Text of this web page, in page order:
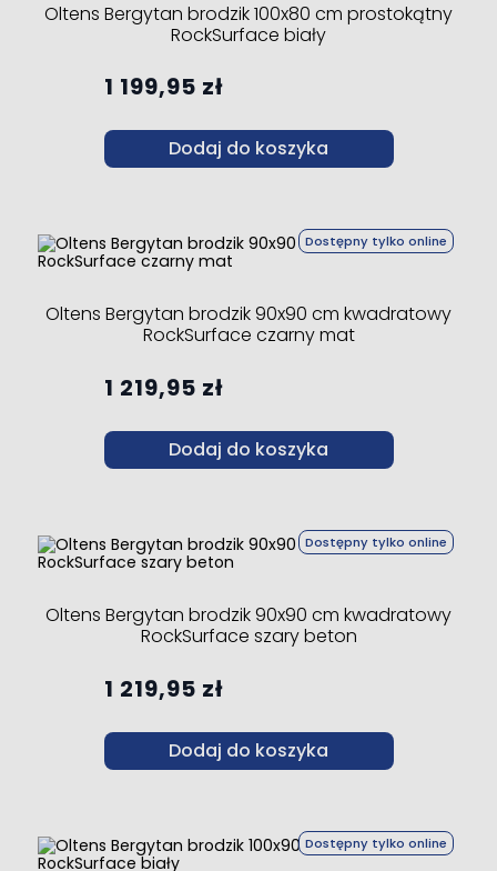
Oltens Bergytan brodzik 100x80 cm prostokątny
RockSurface biały
1 199,95 zł
Dodaj do koszyka
Dostępny tylko online
Oltens Bergytan brodzik 90x90 cm kwadratowy
RockSurface czarny mat
1 219,95 zł
Dodaj do koszyka
Dostępny tylko online
Oltens Bergytan brodzik 90x90 cm kwadratowy
RockSurface szary beton
1 219,95 zł
Dodaj do koszyka
Dostępny tylko online